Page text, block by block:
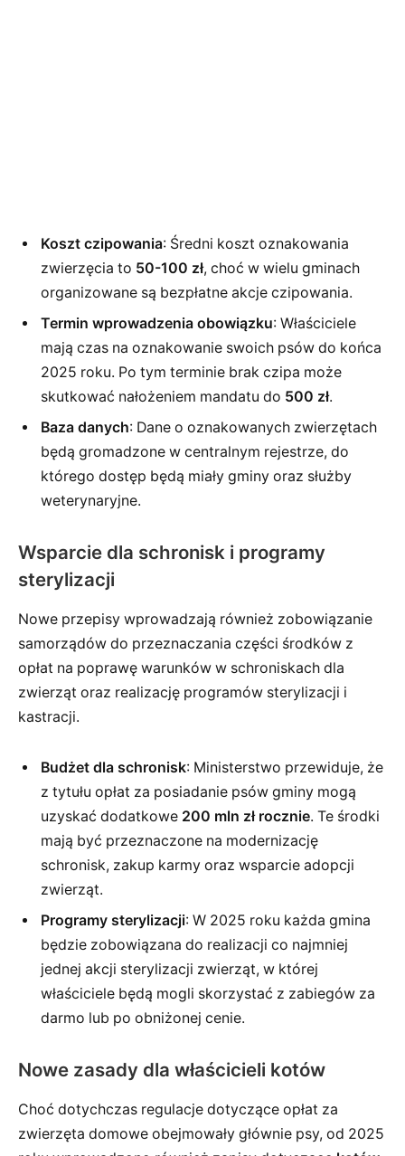
Koszt czipowania: Średni koszt oznakowania
zwierzęcia to 50-100 zł, choć w wielu gminach
organizowane są bezpłatne akcje czipowania.
Termin wprowadzenia obowiązku: Właściciele
mają czas na oznakowanie swoich psów do końca
2025 roku. Po tym terminie brak czipa może
skutkować nałożeniem mandatu do 500 zł.
Baza danych: Dane o oznakowanych zwierzętach
będą gromadzone w centralnym rejestrze, do
którego dostęp będą miały gminy oraz służby
weterynaryjne.
Wsparcie dla schronisk i programy
sterylizacji
Nowe przepisy wprowadzają również zobowiązanie
samorządów do przeznaczania części środków z
opłat na poprawę warunków w schroniskach dla
zwierząt oraz realizację programów sterylizacji i
kastracji.
Budżet dla schronisk: Ministerstwo przewiduje, że
z tytułu opłat za posiadanie psów gminy mogą
uzyskać dodatkowe 200 mln zł rocznie. Te środki
mają być przeznaczone na modernizację
schronisk, zakup karmy oraz wsparcie adopcji
zwierząt.
Programy sterylizacji: W 2025 roku każda gmina
będzie zobowiązana do realizacji co najmniej
jednej akcji sterylizacji zwierząt, w której
właściciele będą mogli skorzystać z zabiegów za
darmo lub po obniżonej cenie.
Nowe zasady dla właścicieli kotów
Choć dotychczas regulacje dotyczące opłat za
zwierzęta domowe obejmowały głównie psy, od 2025